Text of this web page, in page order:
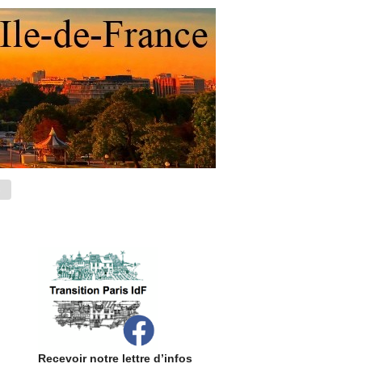
Recevoir notre lettre d’infos